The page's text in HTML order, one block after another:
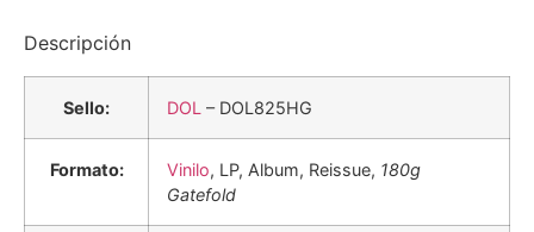
Descripción
Sello: DOL – DOL825HG
Formato: Vinilo, LP, Album, Reissue, 180g
Gatefold